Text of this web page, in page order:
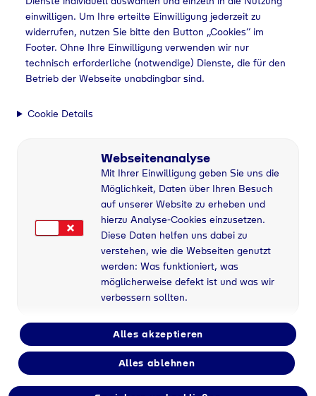
LPG Versorgung
Sichere Versorgung
mit Tyczka
Gases for tomorrow
Seit über 100 Jahren geben wir Gas. Für Erfolg,
Wärme, Fortschritt, die Zukunft und eine
lebenswerte Welt auch für nachfolgende
Generationen.
einwilligen. Um Ihre erteilte Einwilligung jederzeit zu
widerrufen, nutzen Sie bitte den Button „Cookies“ im
Footer. Ohne Ihre Einwilligung verwenden wir nur
technisch erforderliche (notwendige) Dienste, die für den
Betrieb der Webseite unabdingbar sind.
Cookie Details
Webseitenanalyse
Mit Ihrer Einwilligung geben Sie uns die
Möglichkeit, Daten über Ihren Besuch
auf unserer Website zu erheben und
hierzu Analyse-Cookies einzusetzen.
Diese Daten helfen uns dabei zu
verstehen, wie die Webseiten genutzt
werden: Was funktioniert, was
möglicherweise defekt ist und was wir
verbessern sollten.
Alles akzeptieren
Alles ablehnen